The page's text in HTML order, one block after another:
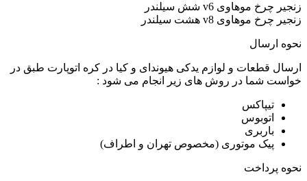
زنجیر چرخ موهاوی v6 شش سیلندر
زنجیر چرخ موهاوی v8 هشت سیلندر
نحوه ارسال
ارسال قطعات و لوازم یدکی هیوندای و کیا در کره اتوپارت طبق در
خواست شما در روش های زیر انجام می شود :
تیپاکس
اتوبوس
باربری
پیک موتوری (مخصوص تهران و اطراف)
نحوه پرداخت